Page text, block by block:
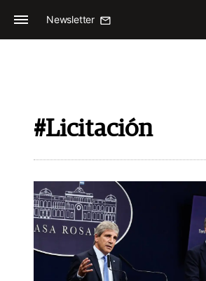
Newsletter
#Licitación